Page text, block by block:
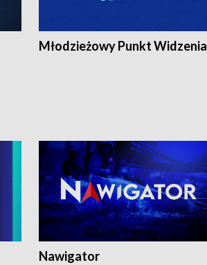
Młodzieżowy Punkt Widzenia
Nawigator